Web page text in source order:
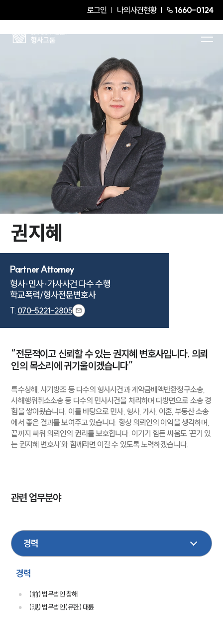
로그인 나의사건현황 1660-0124
권지혜Partner Attorney
권지혜
Partner Attorney
형사·민사·가사사건 다수 수행
학교폭력/형사전문변호사
T. 070-5221-2805
“전문적이고 신뢰할 수 있는 권지혜 변호사입니다. 의뢰
인의 목소리에 귀기울이겠습니다”
특수상해, 사기방조 등 다수의 형사사건과 계약금배액반환청구소송,
사해행위취소소송 등 다수의 민사사건을 처리하며 다방면으로 소송 경
험을 쌓아왔습니다. 이를 바탕으로 민사, 형사, 가사, 이혼, 부동산 소송
에서 좋은 결과를 보여주고 있습니다. 항상 의뢰인의 이익을 생각하며,
끝까지 싸워 의뢰인의 권리를 보호합니다. 이기기 힘든 싸움도 ‘끈기 있
는 권지혜 변호사’와 함께라면 이길 수 있도록 노력하겠습니다.
관련 업무분야
노동
경력
(前) 법무법인 창해
(現) 법무법인(유한) 대륜